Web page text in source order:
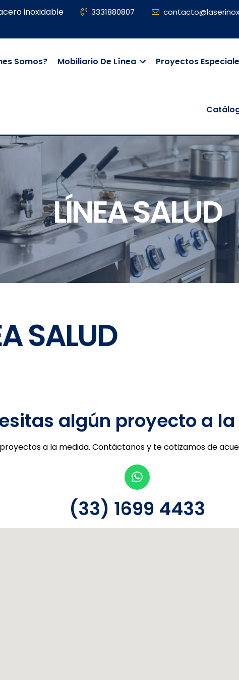
inoxidable 3331880807
Somos? Mobiliario De Línea Proyectos
LÍNEA SALUD
SALUD
algún proyecto a
a la medida. Contáctanos y te cotizamos de
(33) 1699 4433